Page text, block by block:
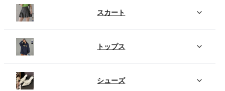
スカート
トップス
シューズ